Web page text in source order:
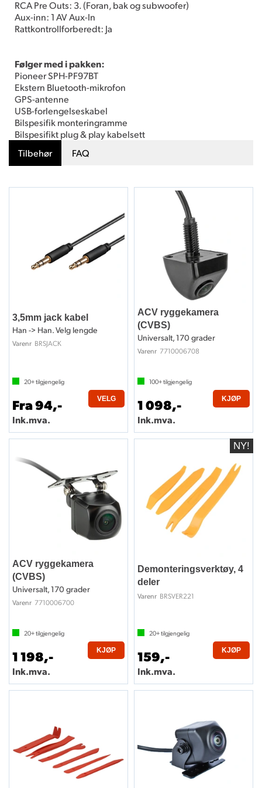
RCA Pre Outs: 3. (Foran, bak og subwoofer)
Aux-inn: 1 AV Aux-In
Rattkontrollforberedt: Ja
Følger med i pakken:
Pioneer SPH-PF97BT
Ekstern Bluetooth-mikrofon
GPS-antenne
USB-forlengelseskabel
Bilspesifik monteringramme
Bilspesifikt plug & play kabelsett
Tilbehør
FAQ
3,5mm jack kabel
Han -> Han. Velg lengde
Varenr BRSJACK
20+tilgjengelig
Fra 94,-
Ink.mva.
VELG
ACV ryggekamera
(CVBS)
Universalt, 170 grader
Varenr 7710006708
100+tilgjengelig
1 098,-
Ink.mva.
KJØP
ACV ryggekamera
(CVBS)
Universalt, 170 grader
Varenr 7710006700
20+tilgjengelig
1 198,-
Ink.mva.
KJØP
Demonteringsverktøy, 4
deler
Varenr BRSVER221
20+tilgjengelig
159,-
Ink.mva.
KJØP